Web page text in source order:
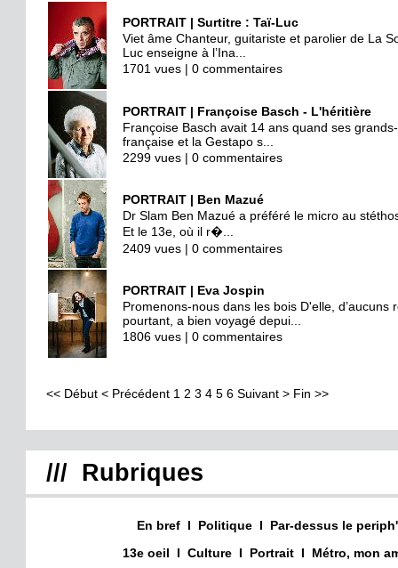
PORTRAIT | Surtitre : Taï-Luc
Viet âme Chanteur, guitariste et parolier de La
Luc enseigne à l’Ina...
1701 vues | 0 commentaires
PORTRAIT | Françoise Basch - L'héritière
Françoise Basch avait 14 ans quand ses
française et la Gestapo s...
2299 vues | 0 commentaires
PORTRAIT | Ben Mazué
Dr Slam Ben Mazué a préféré le micro au
Et le 13e, où il r�...
2409 vues | 0 commentaires
PORTRAIT | Eva Jospin
Promenons-nous dans les bois D'elle,
pourtant, a bien voyagé depui...
1806 vues | 0 commentaires
<< Début < Précédent 1 2 3 4 5 6 Suivant > Fin >>
/// Rubriques
En bref I Politique I
Par-dessus le periph'
13e oeil
I Culture I Portrait I Métro, mon